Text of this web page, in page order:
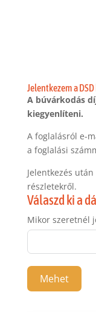
Jelentkezem a
A búvárkodás
kiegyenlíteni.
A foglalásról e-
a foglalási
Jelentkezés
részletekről.
Válaszd ki a
Mikor szeretnél
Mehet